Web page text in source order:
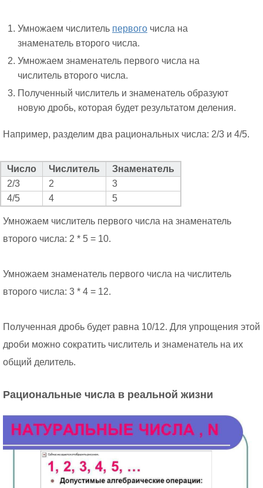
Умножаем числитель первого числа на
знаменатель второго числа.
Умножаем знаменатель первого числа на
числитель второго числа.
Полученный числитель и знаменатель образуют
новую дробь, которая будет результатом деления.
Например, разделим два рациональных числа: 2/3 и 4/5.
Число Числитель
Знаменатель
2/3
2
3
4/5
4 5
Умножаем числитель первого числа на знаменатель
второго числа: 2 * 5 = 10.
Умножаем знаменатель первого числа на числитель
второго числа: 3 * 4 = 12.
Полученная дробь будет равна 10/12. Для упрощения этой
дроби можно сократить числитель и знаменатель на их
общий делитель.
Рациональные числа в реальной жизни